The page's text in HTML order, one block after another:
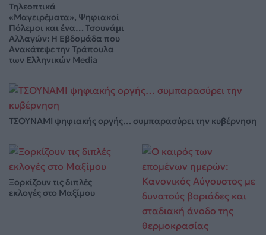
Τηλεοπτικά
«Μαγειρέματα», Ψηφιακοί
Πόλεμοι και ένα… Τσουνάμι
Αλλαγών: Η Εβδομάδα που
Ανακάτεψε την Τράπουλα
των Ελληνικών Media
ΤΣΟΥΝΑΜΙ ψηφιακής οργής… συμπαρασύρει την κυβέρνηση
Ξορκίζουν τις διπλές
εκλογές στο Μαξίμου